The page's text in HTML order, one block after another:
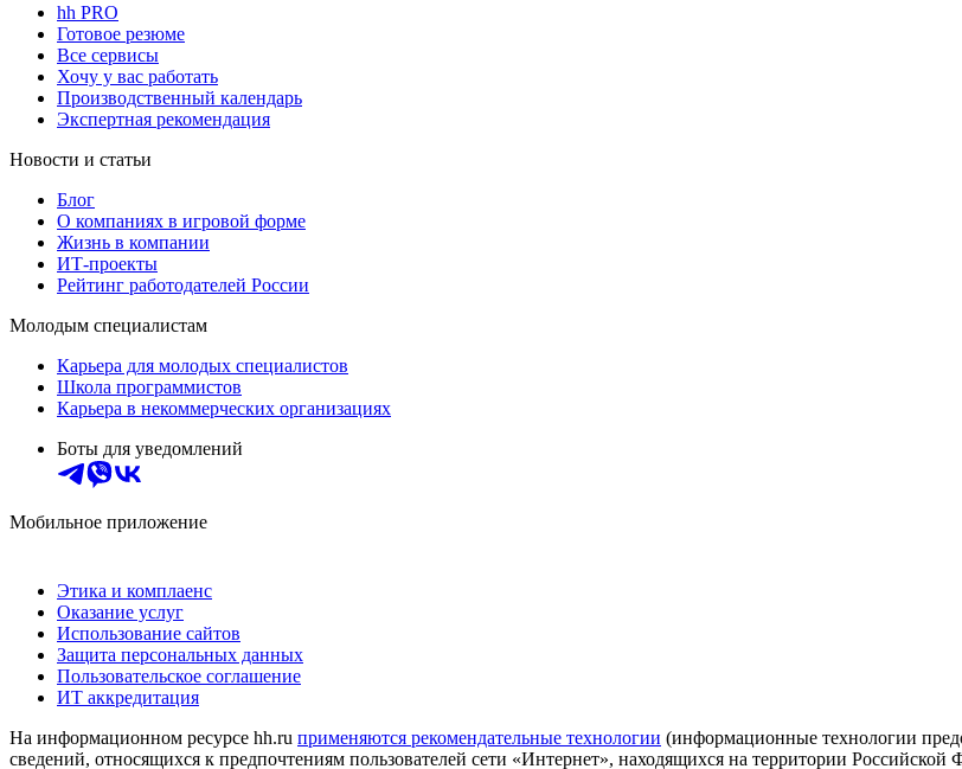
hh PRO
Готовое резюме
Все сервисы
Хочу у вас работать
Производственный календарь
Экспертная рекомендация
Новости и статьи
Блог
О компаниях в игровой форме
Жизнь в компании
ИТ-проекты
Рейтинг работодателей России
Молодым специалистам
Карьера для молодых специалистов
Школа программистов
Карьера в некоммерческих организациях
Боты для уведомлений
Мобильное приложение
Этика и комплаенс
Оказание услуг
Использование сайтов
Защита персональных данных
Пользовательское соглашение
ИТ аккредитация
На информационном ресурсе hh.ru применяются рекомендательные технологии (информационные технологии
сведений, относящихся к предпочтениям пользователей сети «Интернет», находящихся на территории Российской